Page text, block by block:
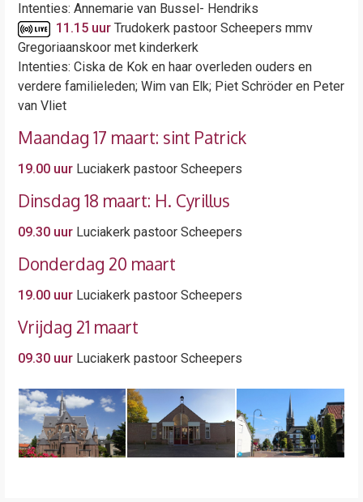
Intenties: Annemarie van Bussel- Hendriks
11.15 uurTrudokerk pastoor Scheepers mmv
Gregoriaanskoor met kinderkerk
Intenties: Ciska de Kok en haar overleden ouders en
verdere familieleden; Wim van Elk; Piet Schröder en Peter
van Vliet
Maandag 17 maart: sint Patrick
19.00 uurLuciakerk pastoor Scheepers
Dinsdag 18 maart: H. Cyrillus
09.30 uurLuciakerk pastoor Scheepers
Donderdag 20 maart
19.00 uurLuciakerk pastoor Scheepers
Vrijdag 21 maart
09.30 uurLuciakerk pastoor Scheepers